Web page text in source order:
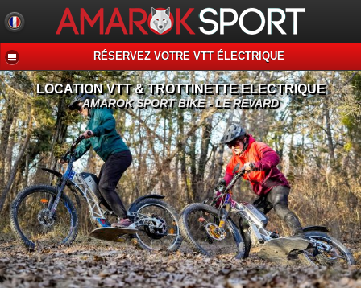
RÉSERVEZ VOTRE VTT ÉLECTRIQUE
LOCATION VTT & TROTTINETTE ELECTRIQUE
AMAROK SPORT BIKE - LE REVARD